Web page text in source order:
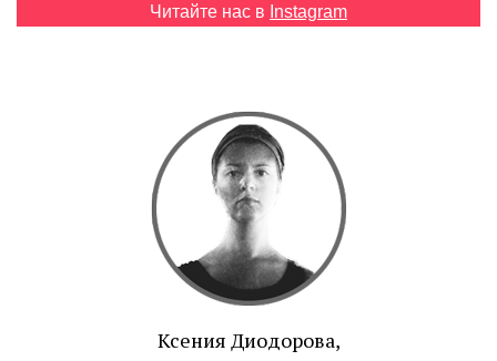
Читайте нас в Instagram
Ксения Диодорова,